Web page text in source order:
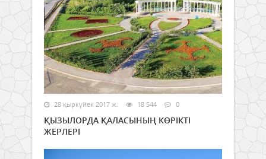
28 қыркүйек 2017 ж. 18 544 0
ҚЫЗЫЛОРДА ҚАЛАСЫНЫҢ КӨРІКТІ
ЖЕРЛЕРІ